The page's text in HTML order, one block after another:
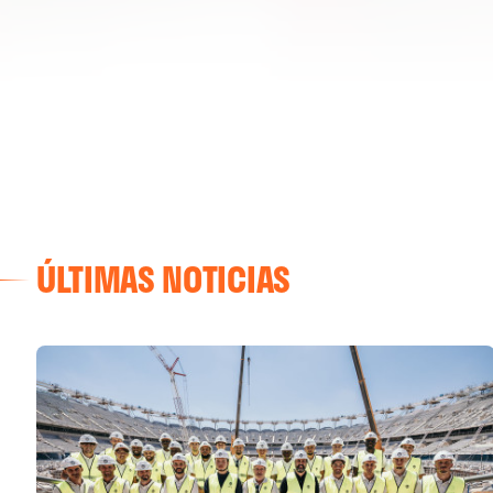
ÚLTIMAS NOTICIAS